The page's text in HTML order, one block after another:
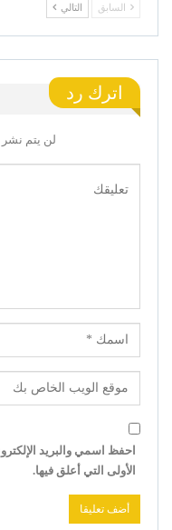
السابق التالي
اترك رد
لن يتم نشر
احفظ اسمي والبريد
الأولى التي أعلق فيها.